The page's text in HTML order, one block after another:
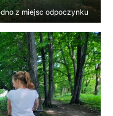
z miejsc odpoczynku